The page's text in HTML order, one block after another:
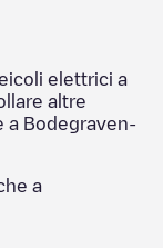
elettrici a
altre
a Bodegraven-
a